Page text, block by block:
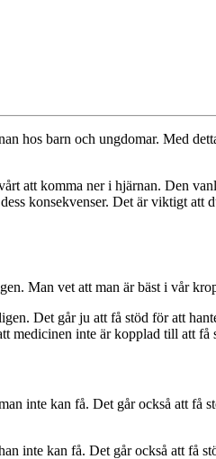
hos barn och ungdomar. Med
att komma ner i hjärnan. Den
konsekvenser. Det är viktigt
Man vet att man är bäst i vår
Det går ju att få stöd för att
medicinen inte är kopplad till att
inte kan få. Det går också att få
inte kan få. Det går också att få